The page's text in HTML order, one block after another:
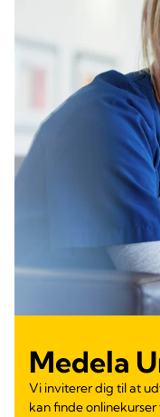
Medela
Vi inviterer dig til at
kan finde